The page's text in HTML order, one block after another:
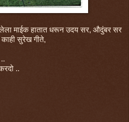
माईक हातात धरून उदय सर, औदुंबर सर
सुरेख गीते,
..